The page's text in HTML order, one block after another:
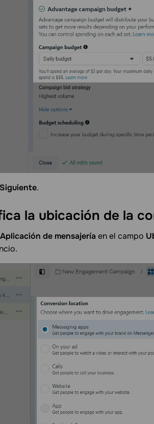
Siguiente.
la ubicación de la
Aplicación de mensajería en el campo